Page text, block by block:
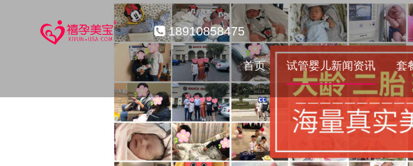
18910858475
首页 试管婴儿新闻资讯 套